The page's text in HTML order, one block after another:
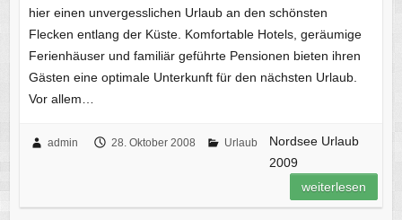
hier einen unvergesslichen Urlaub an den schönsten
Flecken entlang der Küste. Komfortable Hotels, geräumige
Ferienhäuser und familiär geführte Pensionen bieten ihren
Gästen eine optimale Unterkunft für den nächsten Urlaub.
Vor allem…
admin 28. Oktober 2008 Urlaub
Nordsee Urlaub
2009
weiterlesen